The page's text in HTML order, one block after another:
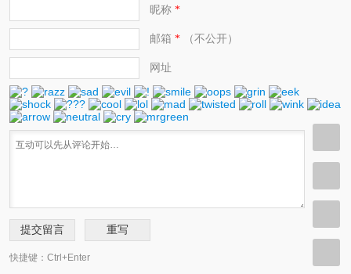
昵称*
邮箱 *（不公开）
网址
快捷键：Ctrl+Enter